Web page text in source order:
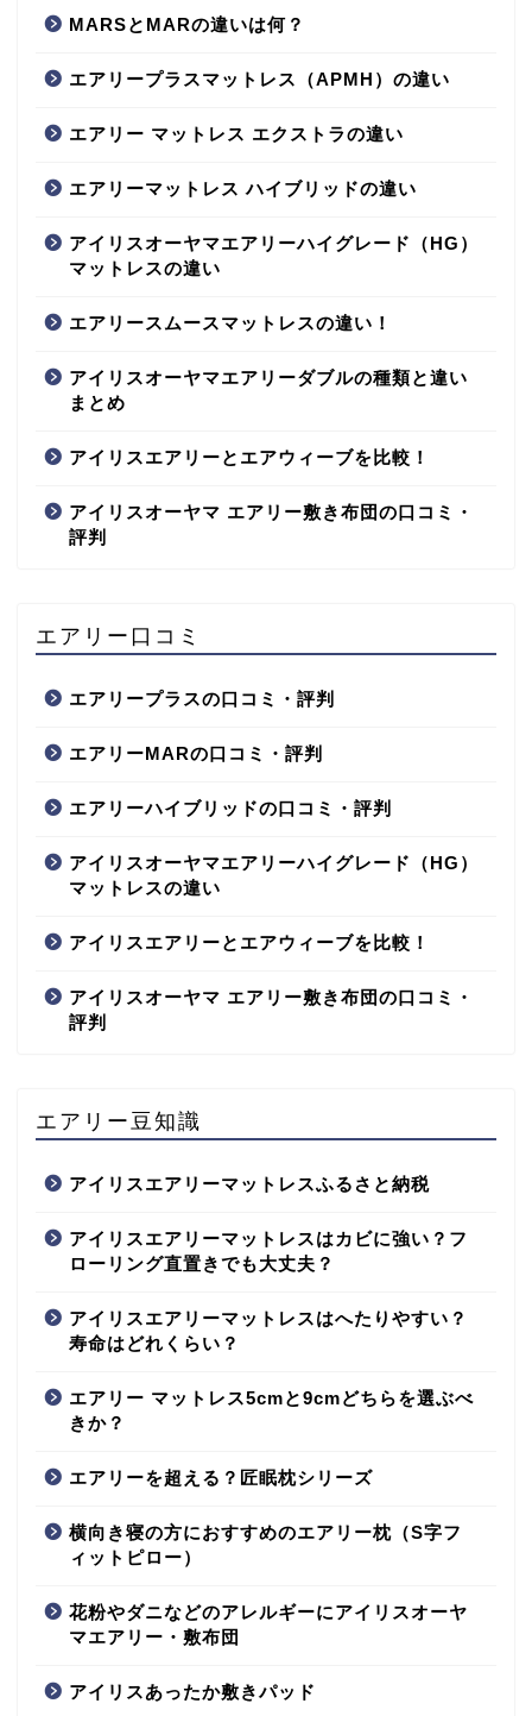
MARSとMARの違いは何？
エアリープラスマットレス（APMH）の違い
エアリー マットレス エクストラの違い
エアリーマットレス ハイブリッドの違い
アイリスオーヤマエアリーハイグレード（HG）
マットレスの違い
エアリースムースマットレスの違い！
アイリスオーヤマエアリーダブルの種類と違い
まとめ
アイリスエアリーとエアウィーブを比較！
アイリスオーヤマ エアリー敷き布団の口コミ・
評判
エアリー口コミ
エアリープラスの口コミ・評判
エアリーMARの口コミ・評判
エアリーハイブリッドの口コミ・評判
アイリスオーヤマエアリーハイグレード（HG）
マットレスの違い
アイリスエアリーとエアウィーブを比較！
アイリスオーヤマ エアリー敷き布団の口コミ・
評判
エアリー豆知識
アイリスエアリーマットレスふるさと納税
アイリスエアリーマットレスはカビに強い？フ
ローリング直置きでも大丈夫？
アイリスエアリーマットレスはへたりやすい？
寿命はどれくらい？
エアリー マットレス5cmと9cmどちらを選ぶべ
きか？
エアリーを超える？匠眠枕シリーズ
横向き寝の方におすすめのエアリー枕（S字フ
ィットピロー）
花粉やダニなどのアレルギーにアイリスオーヤ
マエアリー・敷布団
アイリスあったか敷きパッド